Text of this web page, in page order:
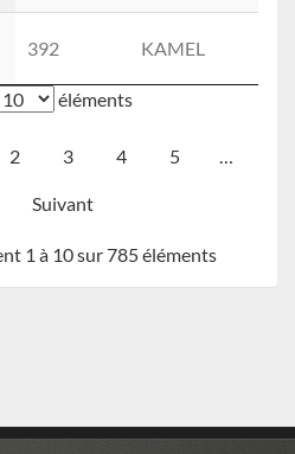
392 KAMEL
éléments
2 3 4 5 …
Suivant
1 à 10 sur 785 éléments